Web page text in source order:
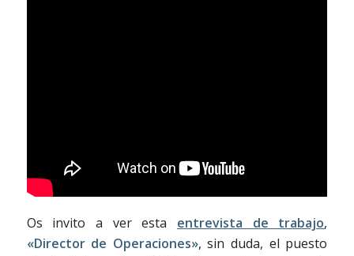
Os invito a ver esta entrevista de trabajo,
«Director de Operaciones», sin duda, el puesto